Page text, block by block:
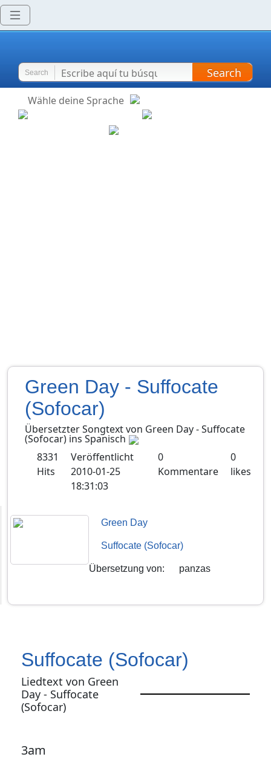
Search Search
Wähle deine Sprache
Green Day - Suffocate
(Sofocar)
Übersetzter Songtext von Green Day-Suffocate
(Sofocar) ins Spanisch
8331
Hits
Veröffentlicht
2010-01-25
18:31:03
0
Kommentare
0
likes
Green Day
Suffocate (Sofocar)
Übersetzung von: panzas
Suffocate (Sofocar)
Liedtext von Green
Day - Suffocate
(Sofocar)
3am